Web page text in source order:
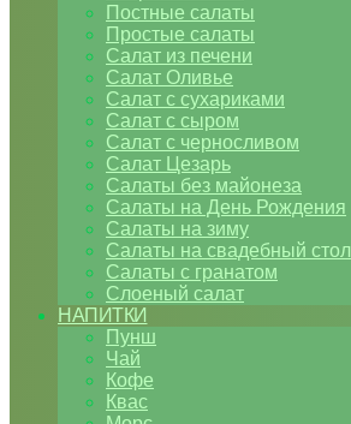
Постные салаты
Простые салаты
Салат из печени
Салат Оливье
Салат с сухариками
Салат с сыром
Салат с черносливом
Салат Цезарь
Салаты без майонеза
Салаты на День Рождения
Салаты на зиму
Салаты на свадебный стол
Салаты с гранатом
Слоеный салат
НАПИТКИ
Пунш
Чай
Кофе
Квас